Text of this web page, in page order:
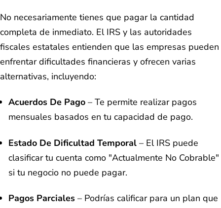
No necesariamente tienes que pagar la cantidad
completa de inmediato. El IRS y las autoridades
fiscales estatales entienden que las empresas pueden
enfrentar dificultades financieras y ofrecen varias
alternativas, incluyendo:
Acuerdos De Pago – Te permite realizar pagos
mensuales basados en tu capacidad de pago.
Estado De Dificultad Temporal – El IRS puede
clasificar tu cuenta como "Actualmente No Cobrable"
si tu negocio no puede pagar.
Pagos Parciales – Podrías calificar para un plan que